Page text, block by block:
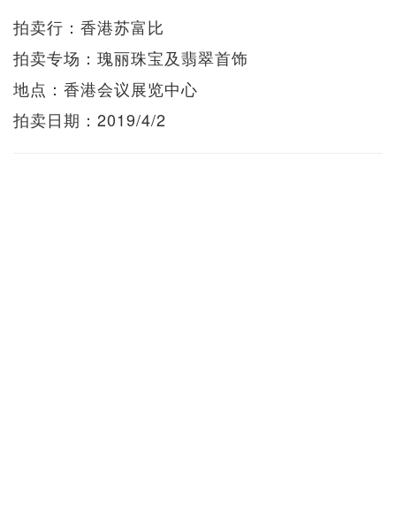
拍卖行：香港苏富比
拍卖专场：瑰丽珠宝及翡翠首饰
地点：香港会议展览中心
拍卖日期：2019/4/2